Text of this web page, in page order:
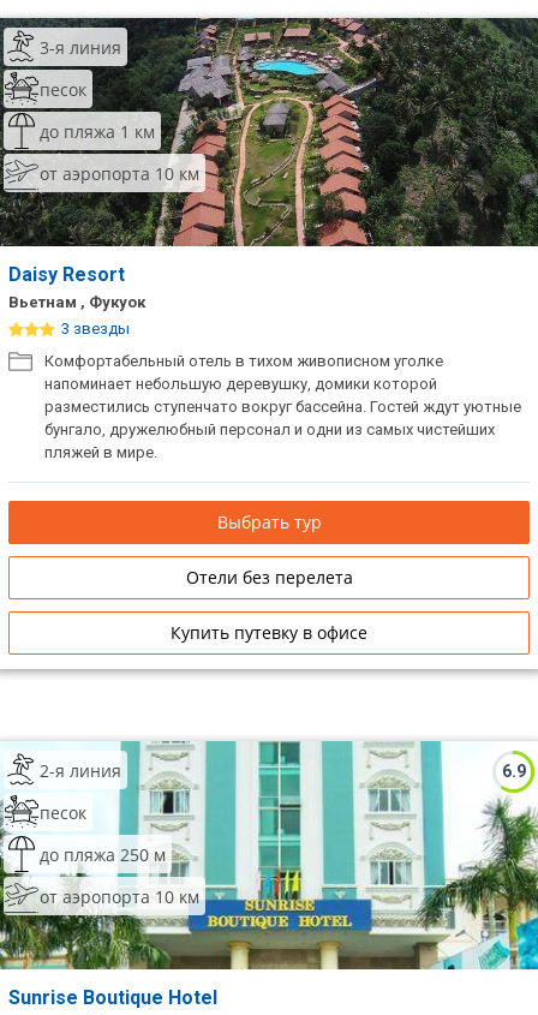
3-я линия
песок
до пляжа 1 км
от аэропорта 10 км
Daisy Resort
Вьетнам , Фукуок
3 звезды
Комфортабельный отель в тихом живописном уголке
напоминает небольшую деревушку, домики которой
разместились ступенчато вокруг бассейна. Гостей ждут уютные
бунгало, дружелюбный персонал и одни из самых чистейших
пляжей в мире.
Выбрать тур
Отели без перелета
Купить путевку в офисе
6.9
2-я линия
песок
до пляжа 250 м
от аэропорта 10 км
Sunrise Boutique Hotel